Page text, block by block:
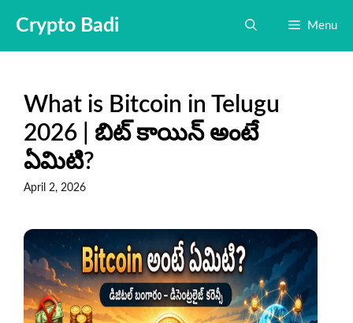
content
Crypto Badi Menu
What is Bitcoin in Telugu
2026 | బిట్ కాయిన్ అంటే
ఏమిటి?
April 2, 2026